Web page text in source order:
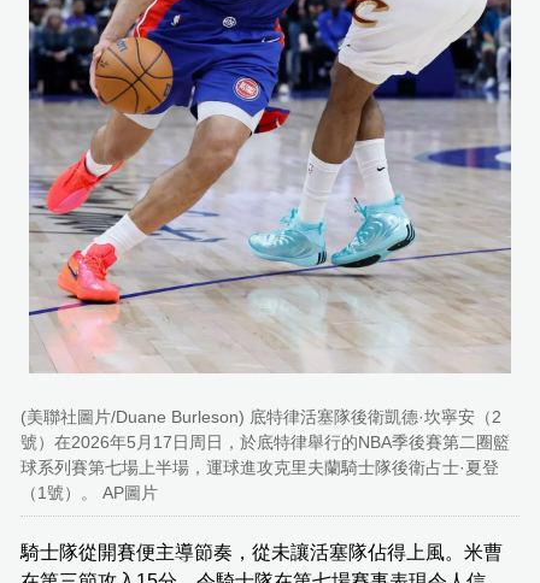
(美聯社圖片/Duane Burleson) 底特律活塞隊後衛凱德·坎寧安（2
號）在2026年5月17日周日，於底特律舉行的NBA季後賽第二圈籃
球系列賽第七場上半場，運球進攻克里夫蘭騎士隊後衛占士·夏登
（1號）。 AP圖片
騎士隊從開賽便主導節奏，從未讓活塞隊佔得上風。米曹